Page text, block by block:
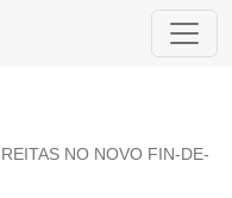
afirmación de una
NO NOVO FIN-DE-